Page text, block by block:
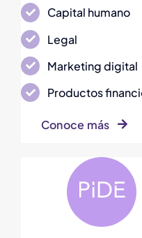
Capital humano
Legal
Marketing digital
Productos
Conoce más